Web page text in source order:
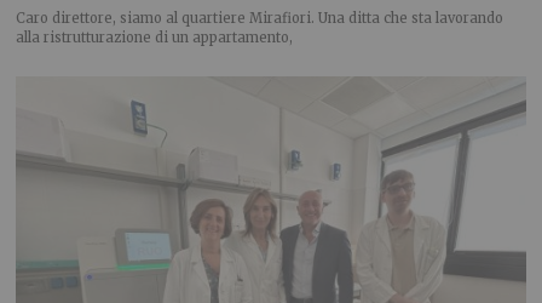
Caro direttore, siamo al quartiere Mirafiori. Una ditta che sta lavorando
alla ristrutturazione di un appartamento,